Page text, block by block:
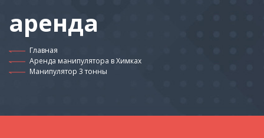
аренда
Главная
Аренда манипулятора в Химках
Манипулятор 3 тонны